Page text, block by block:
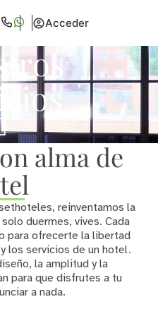
Acceder
alma de
reinventamos la
duermes, vives. Cada
para ofrecerte la libertad
los servicios de un hotel.
la amplitud y la
para que disfrutes a tu
a nada.